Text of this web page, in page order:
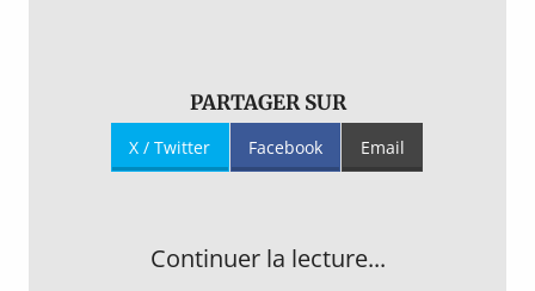
PARTAGER SUR
X / Twitter Facebook Email
Continuer la lecture...